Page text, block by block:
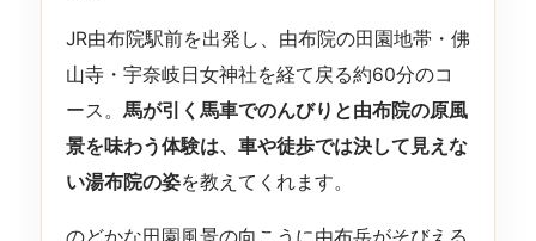
JR由布院駅前を出発し、由布院の田園地帯・佛
山寺・宇奈岐日女神社を経て戻る約60分のコ
ース。 馬が引く馬車でのんびりと由布院の原風
景を味わう体験は、車や徒歩では決して見えな
い湯布院の姿を教えてくれます。